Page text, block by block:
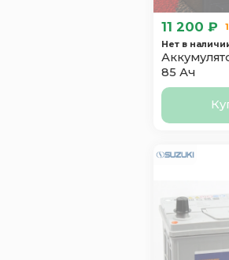
11 200 ₽
Нет в
85 Ач